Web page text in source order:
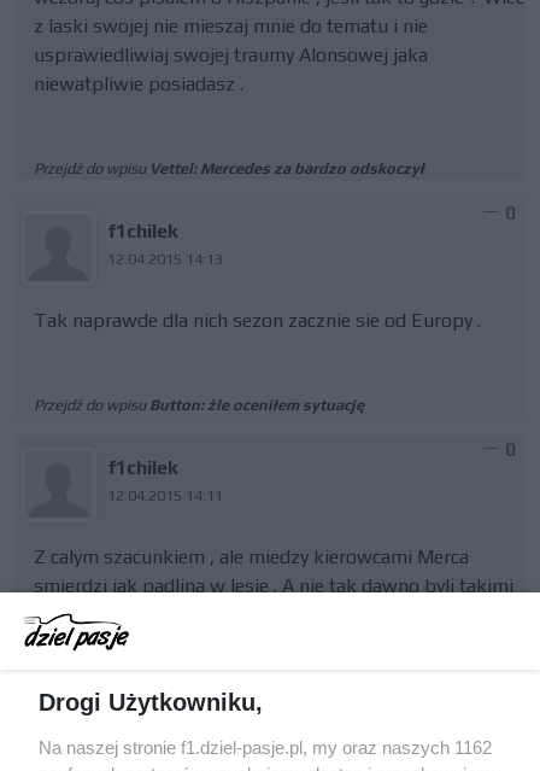
z laski swojej nie mieszaj mnie do tematu i nie
usprawiedliwiaj swojej traumy Alonsowej jaka
niewatpliwie posiadasz .
Przejdź do wpisu Vettel: Mercedes za bardzo odskoczył
f1chilek
12.04.2015 14:13
0
Tak naprawde dla nich sezon zacznie sie od Europy .
Przejdź do wpisu Button: źle oceniłem sytuację
f1chilek
12.04.2015 14:11
0
Z calym szacunkiem , ale miedzy kierowcami Merca
smierdzi jak padlina w lesie . A nie tak dawno byli takimi
przyjaciolmi Ciekaw jestem kiedy w Ferrari bedzie
podobnie i koledzy z maranello zacznal sobie skakac do
Przejdź do wpisuWolff: po odprawie atmosfera została oczyszczona
Drogi Użytkowniku,
Na naszej stronie f1.dziel-pasje.pl, my oraz naszych 1162